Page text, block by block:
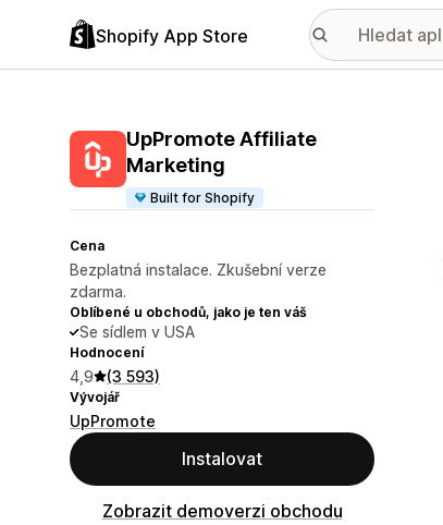
Shopify App Store
UpPromote Affiliate
Marketing
Built for Shopify
Cena
Bezplatná instalace. Zkušební verze
zdarma.
Oblíbené u obchodů, jako je ten váš
Se sídlem v USA
Hodnocení
4,9 (3 593)
Vývojář
UpPromote
Instalovat
Zobrazit demoverzi obchodu